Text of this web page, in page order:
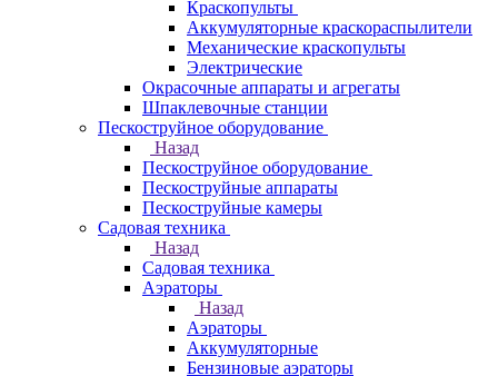
Краскопульты
Аккумуляторные краскораспылители
Механические краскопульты
Электрические
Окрасочные аппараты и агрегаты
Шпаклевочные станции
Пескоструйное оборудование
Назад
Пескоструйное оборудование
Пескоструйные аппараты
Пескоструйные камеры
Садовая техника
Назад
Садовая техника
Аэраторы
Назад
Аэраторы
Аккумуляторные
Бензиновые аэраторы